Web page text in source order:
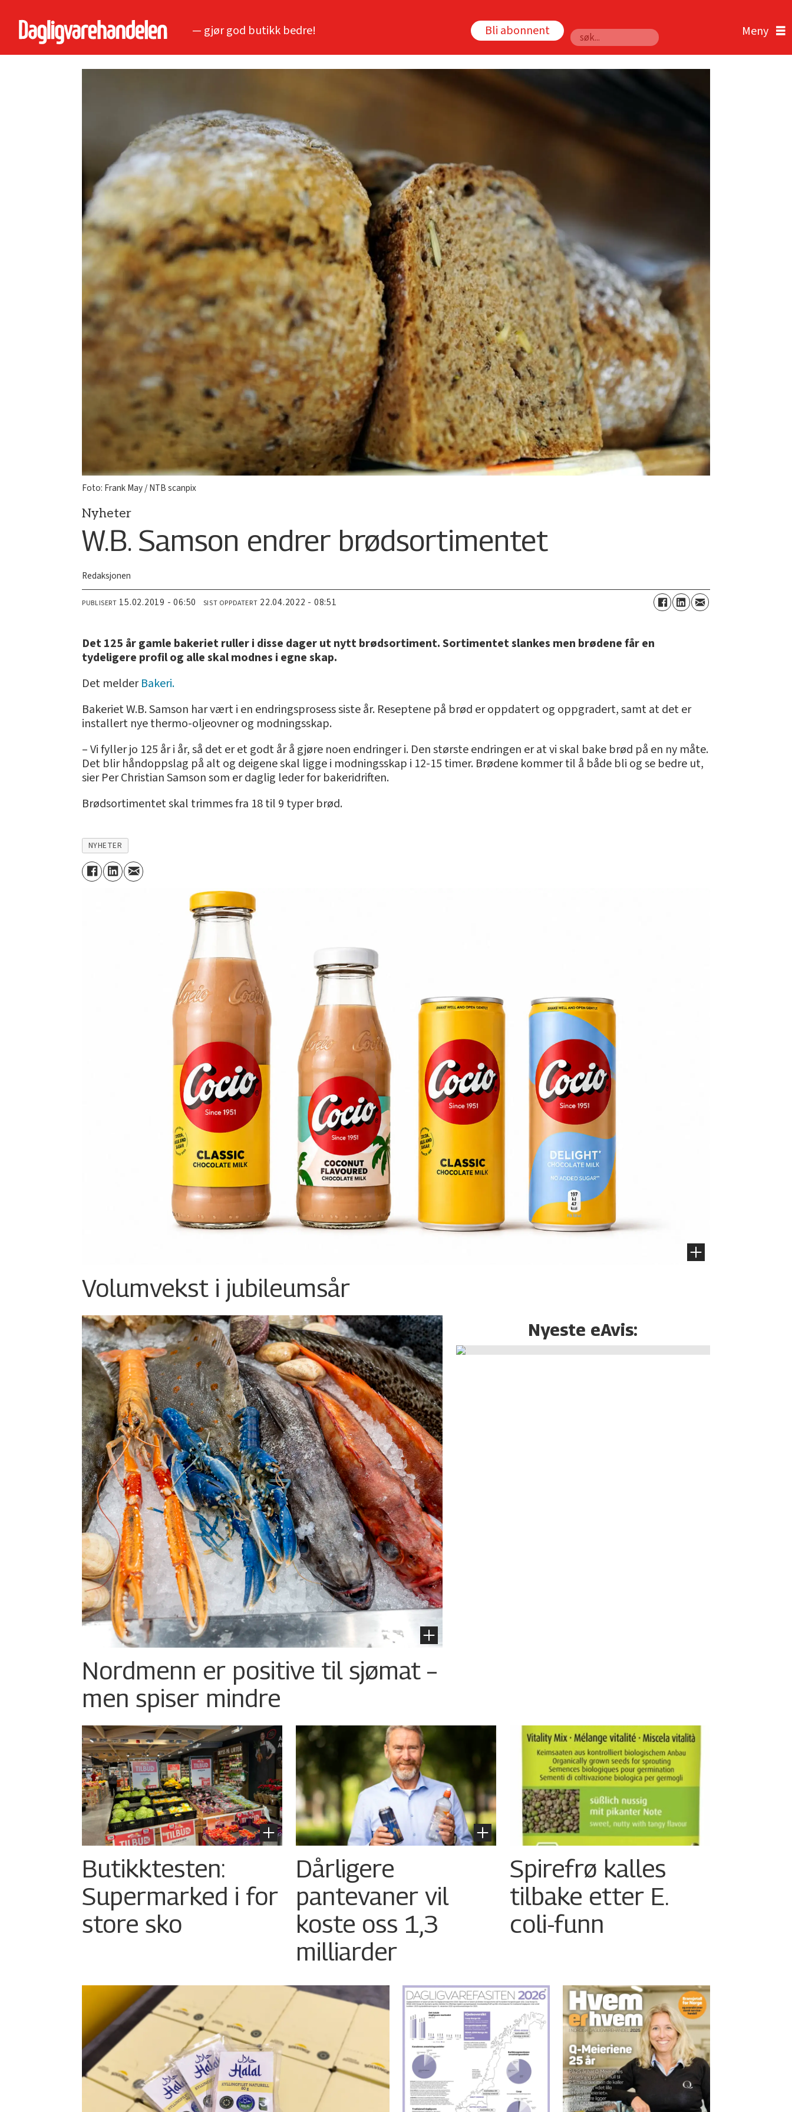
— gjør god butikk bedre! Bli abonnent
Søk
Foto: Frank May / NTB scanpix
Nyheter
W.B. Samson endrer brødsortimentet
Redaksjonen
PUBLISERT 15.02.2019 - 06:50 SIST OPPDATERT 22.04.2022 - 08:51
Det 125 år gamle bakeriet ruller i disse dager ut nytt brødsortiment. Sortimentet slankes men brødene får en
tydeligere profil og alle skal modnes i egne skap.
Det melderBakeri.
Bakeriet W.B. Samson har vært i en endringsprosess siste år. Reseptene på brød er oppdatert og oppgradert, samt at det er
installert nye thermo-oljeovner og modningsskap.
– Vi fyller jo 125 år i år, så det er et godt år å gjøre noen endringer i. Den største endringen er at vi skal bake brød på en ny måte.
Det blir håndoppslag på alt og deigene skal ligge i modningsskap i 12-15 timer. Brødene kommer til å både bli og se bedre ut,
sier Per Christian Samson som er daglig leder for bakeridriften.
Brødsortimentet skal trimmes fra 18 til 9 typer brød.
NYHETER
Volumvekst i jubileumsår
Nordmenn er positive til sjømat –
men spiser mindre
Nyeste eAvis:
Butikktesten:
Supermarked i for
store sko
Dårligere
pantevaner vil
koste oss 1,3
milliarder
Spirefrø kalles
tilbake etter E.
coli-funn